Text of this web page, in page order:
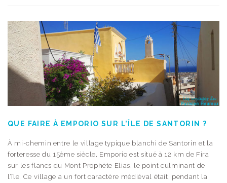
QUE FAIRE À EMPORIO SUR L’ÎLE DE SANTORIN ?
À mi-chemin entre le village typique blanchi de Santorin et la
forteresse du 15ème siècle, Emporio est situé à 12 km de Fira
sur les flancs du Mont Prophète Elias, le point culminant de
l’île. Ce village a un fort caractère médiéval était, pendant la